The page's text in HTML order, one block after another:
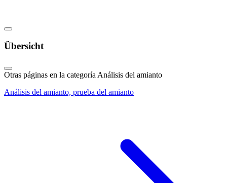
Übersicht
Otras páginas en la categoría Análisis del amianto
Análisis del amianto, prueba del amianto